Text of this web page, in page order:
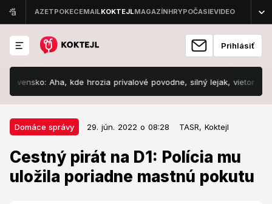
Prihlásiť
Aha, kde hrozia prívalové povodne, silný lejak, vietor aj krúpy!
Domáce správy 29. jún. 2022 o 08:28 TASR, Koktejl
Cestný pirát na D1: Polícia mu
uložila poriadne mastnú pokutu
Domáce správy 29. jún. 2022 o 08:28
Cestný pirát na D1: Polícia mu
uložila poriadne mastnú pokutu